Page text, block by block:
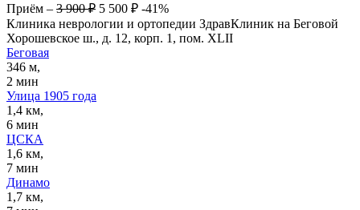
Приём – 3 900 ₽ 5 500 ₽ -41%
Клиника неврологии и ортопедии ЗдравКлиник на Беговой
Хорошевское ш., д. 12, корп. 1, пом. XLII
Беговая
346 м,
2 мин
Улица 1905 года
1,4 км,
6 мин
ЦСКА
1,6 км,
7 мин
Динамо
1,7 км,